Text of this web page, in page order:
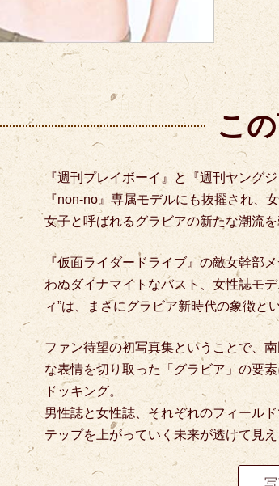
こ
『週刊プレイボーイ』と『週刊ヤング
『non-no』専属モデルにも抜擢され、
女子と呼ばれるグラビアの新たな潮流
『仮面ライダードライブ』の敵女幹部
わぬダイナマイトなバスト、女性誌モ
ィ”は、まさにグラビア新時代の象徴と
ファン待望の初写真集ということで、
な表情を切り取った「グラビア」の要
ドッキング。
男性誌と女性誌、それぞれのフィール
テップを上がっていく未来が透けて見